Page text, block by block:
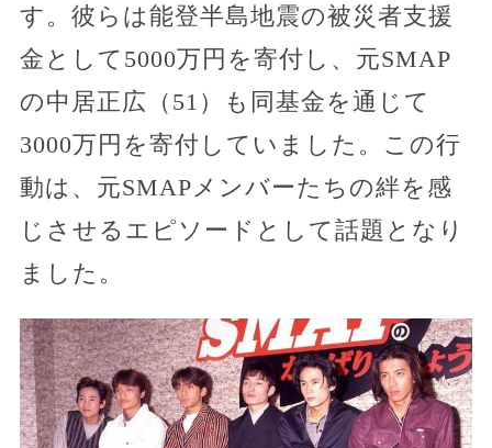
す。彼らは能登半島地震の被災者支援
金として5000万円を寄付し、元SMAP
の中居正広（51）も同基金を通じて
3000万円を寄付していました。この行
動は、元SMAPメンバーたちの絆を感
じさせるエピソードとして話題となり
ました。